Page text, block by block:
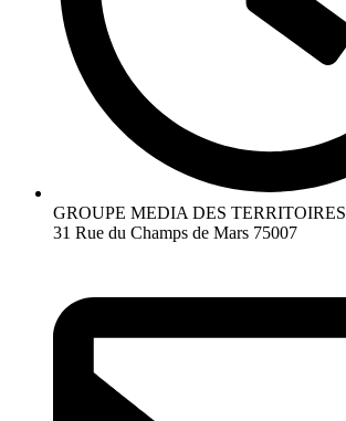
GROUPE MEDIA DES TERRITOIRES
31 Rue du Champs de Mars 75007